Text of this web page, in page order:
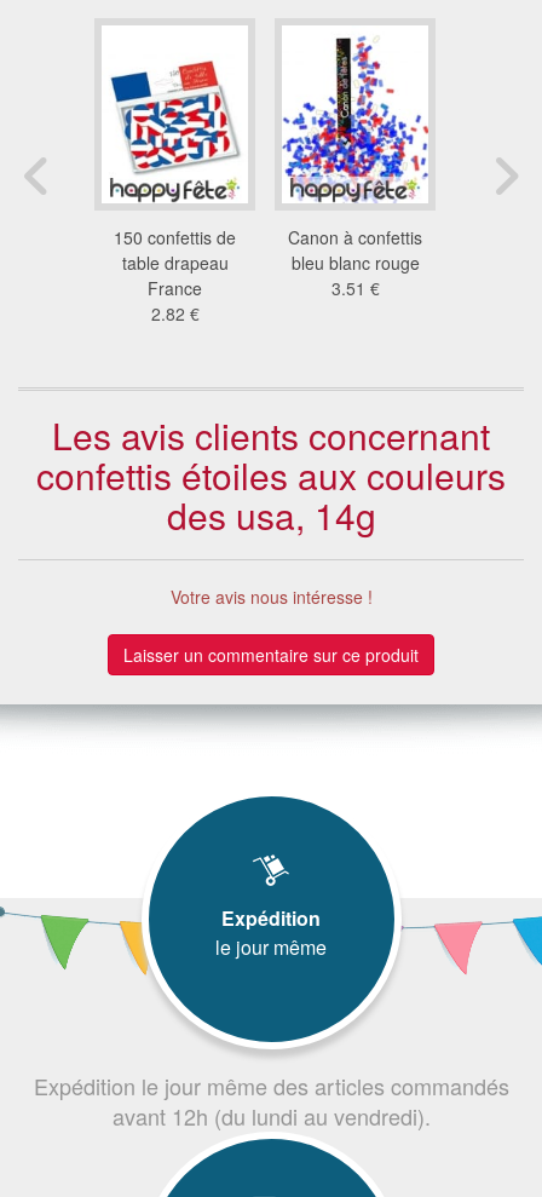
150 confettis de
table drapeau
France
2.82 €
Canon à confettis
bleu blanc rouge
3.51 €
Les avis clients concernant
confettis étoiles aux couleurs
des usa, 14g
Votre avis nous intéresse !
Laisser un commentaire sur ce produit
Expédition
le jour même
Expédition le jour même des articles commandés
avant 12h (du lundi au vendredi).